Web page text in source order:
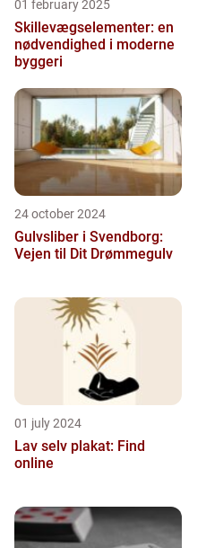
01 february 2025
Skillevægselementer: en
nødvendighed i moderne
byggeri
24 october 2024
Gulvsliber i Svendborg:
Vejen til Dit Drømmegulv
01 july 2024
Lav selv plakat: Find
online